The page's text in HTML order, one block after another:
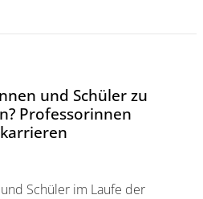
und Schüler zu
Professorinnen
Schüler im Laufe der